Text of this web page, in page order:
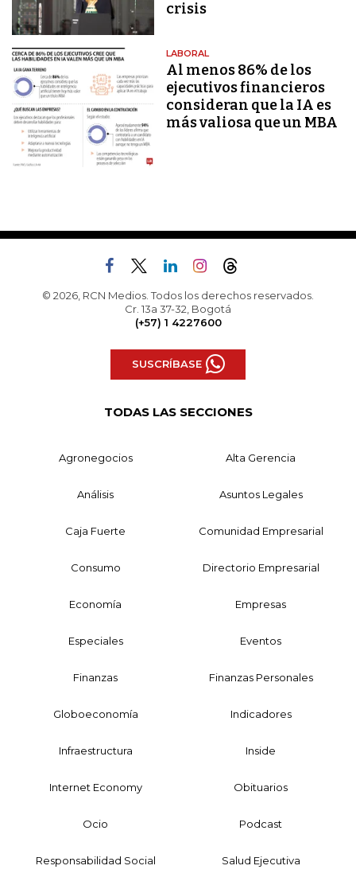
crisis
LABORAL
Al menos 86% de los
ejecutivos financieros
consideran que la IA es
más valiosa que un MBA
© 2026, RCN Medios. Todos los derechos reservados.
Cr. 13a 37-32, Bogotá
(+57) 1 4227600
SUSCRÍBASE
TODAS LAS SECCIONES
Agronegocios Alta Gerencia
Análisis Asuntos Legales
Caja Fuerte Comunidad Empresarial
Consumo Directorio Empresarial
Economía Empresas
Especiales Eventos
Finanzas Finanzas Personales
Globoeconomía Indicadores
Infraestructura Inside
Internet Economy Obituarios
Ocio Podcast
Responsabilidad Social Salud Ejecutiva